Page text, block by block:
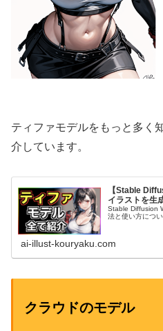
ティファモデルをもっと多く
介しています。
【Stable
イラストを生
Stable Diffusion
法と使い方につ
ai-illust-kouryaku.com
クラウドのモデル